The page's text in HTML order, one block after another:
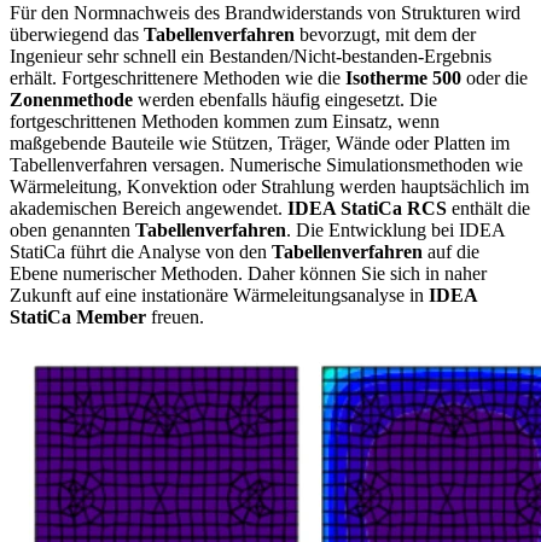
Für den Normnachweis des Brandwiderstands von Strukturen wird
überwiegend das Tabellenverfahren bevorzugt, mit dem der
Ingenieur sehr schnell ein Bestanden/Nicht-bestanden-Ergebnis
erhält. Fortgeschrittenere Methoden wie die Isotherme 500 oder die
Zonenmethode werden ebenfalls häufig eingesetzt. Die
fortgeschrittenen Methoden kommen zum Einsatz, wenn
maßgebende Bauteile wie Stützen, Träger, Wände oder Platten im
Tabellenverfahren versagen. Numerische Simulationsmethoden wie
Wärmeleitung, Konvektion oder Strahlung werden hauptsächlich im
akademischen Bereich angewendet. IDEA StatiCa RCS enthält die
oben genannten Tabellenverfahren. Die Entwicklung bei IDEA
StatiCa führt die Analyse von den Tabellenverfahren auf die
Ebene numerischer Methoden. Daher können Sie sich in naher
Zukunft auf eine instationäre Wärmeleitungsanalyse in IDEA
StatiCa Member freuen.